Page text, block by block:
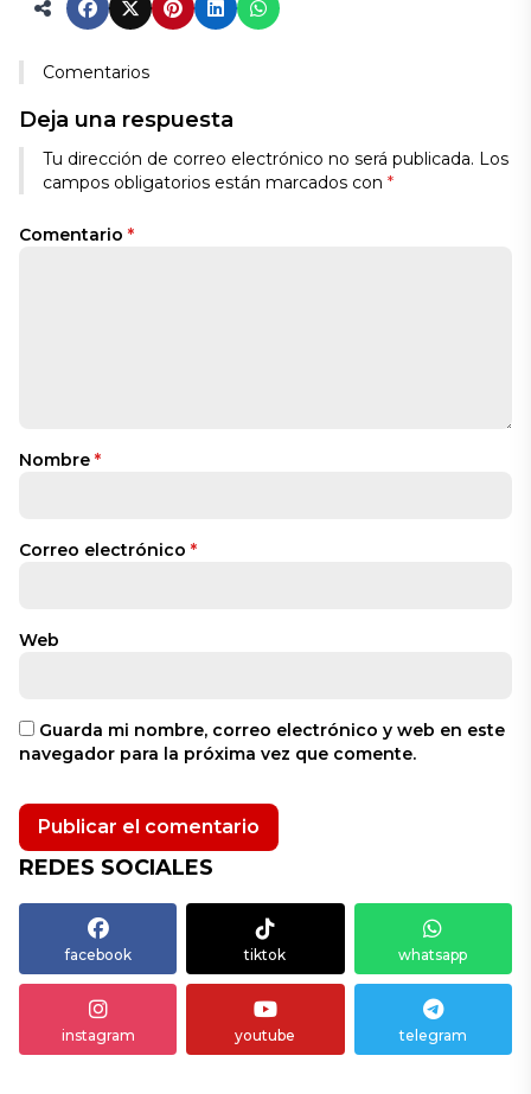
Comentarios
Deja una respuesta
Tu dirección de correo electrónico no será publicada. Los
campos obligatorios están marcados con *
Comentario *
Nombre *
Correo electrónico *
Web
Guarda mi nombre, correo electrónico y web en este
navegador para la próxima vez que comente.
REDES SOCIALES
facebook tiktok whatsapp
instagram youtube telegram